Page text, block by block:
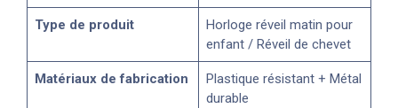
Type de produit
Horloge réveil matin pour
enfant / Réveil de chevet
Matériaux de fabrication
Plastique résistant + Métal
durable